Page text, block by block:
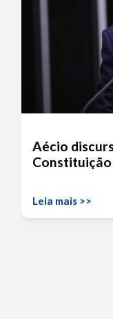
Aécio
Constituição
Leia mais >>